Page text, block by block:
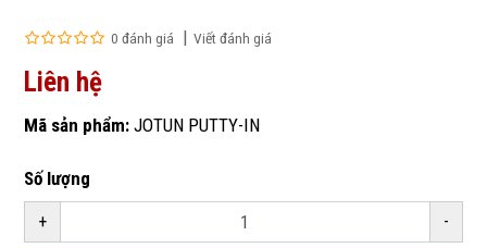
0 đánh giá Viết đánh giá
Liên hệ
Mã sản phẩm:JOTUN PUTTY-IN
Số lượng
+ -